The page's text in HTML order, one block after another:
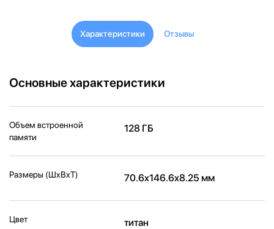
Характеристики Отзывы
Основные характеристики
Объем встроенной
памяти
128 ГБ
Размеры (ШxВxТ) 70.6x146.6x8.25 мм
Цвет титан